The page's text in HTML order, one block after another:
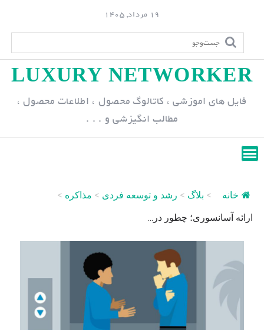
p
n
19 مرداد, 1405
LUXURY NETWORKER
فایل های اموزشی ، کاتالوگ محصول ، اطلاعات محصول ،
مطالب انگیزشی و . . .
خانه > بلاگ > رشد و توسعه فردی > مذاکره >
ارائه‌ آسانسوری؛ چطور در...